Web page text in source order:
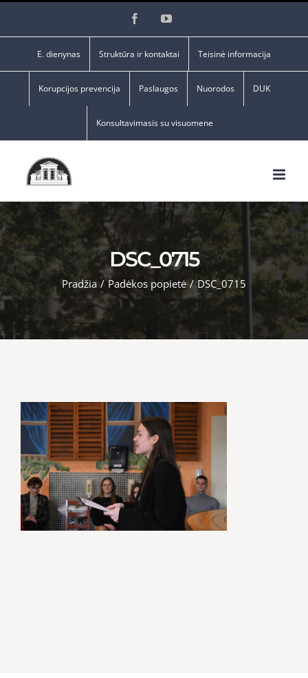
FacebookYouTube
E. dienynas Struktūra ir kontaktai Teisinė informacija
Korupcijos prevencija Paslaugos Nuorodos DUK
Konsultavimasis su visuomene
DSC_0715
Pradžia / Padėkos popietė / DSC_0715